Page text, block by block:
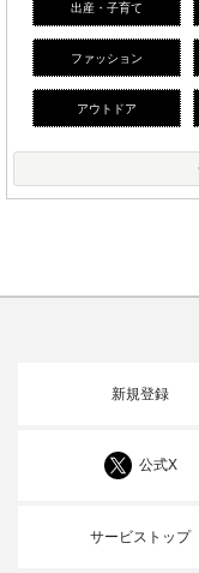
出産・子育て
ファッション
アウトドア
新規登録
公式X
サービストップ